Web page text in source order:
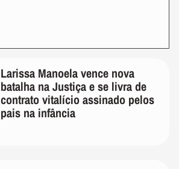
Larissa Manoela vence nova
batalha na Justiça e se livra de
contrato vitalício assinado pelos
pais na infância